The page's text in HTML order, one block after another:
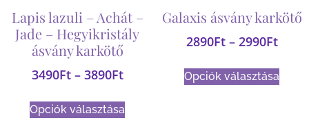
Lapis lazuli – Achát –
Jade – Hegyikristály
ásvány karkötő
3490Ft – 3890Ft
Opciók választása
Galaxis ásvány karkötő
2890Ft – 2990Ft
Opciók választása